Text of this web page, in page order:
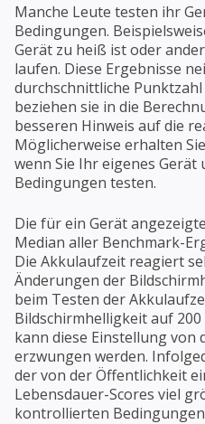
Manche Leute testen ihr
Bedingungen.
Gerät zu heiß ist oder
laufen. Diese Ergebnisse
durchschnittliche
beziehen sie in die
besseren Hinweis auf die
Möglicherweise erhalten
wenn Sie Ihr eigenes
Bedingungen testen.
Die für ein Gerät
Median aller Benchmark-
Die Akkulaufzeit reagiert
Änderungen der
beim Testen der
Bildschirmhelligkeit auf
kann diese Einstellung von
erzwungen werden.
der von der Öffentlichkeit
Lebensdauer-Scores viel
kontrollierten